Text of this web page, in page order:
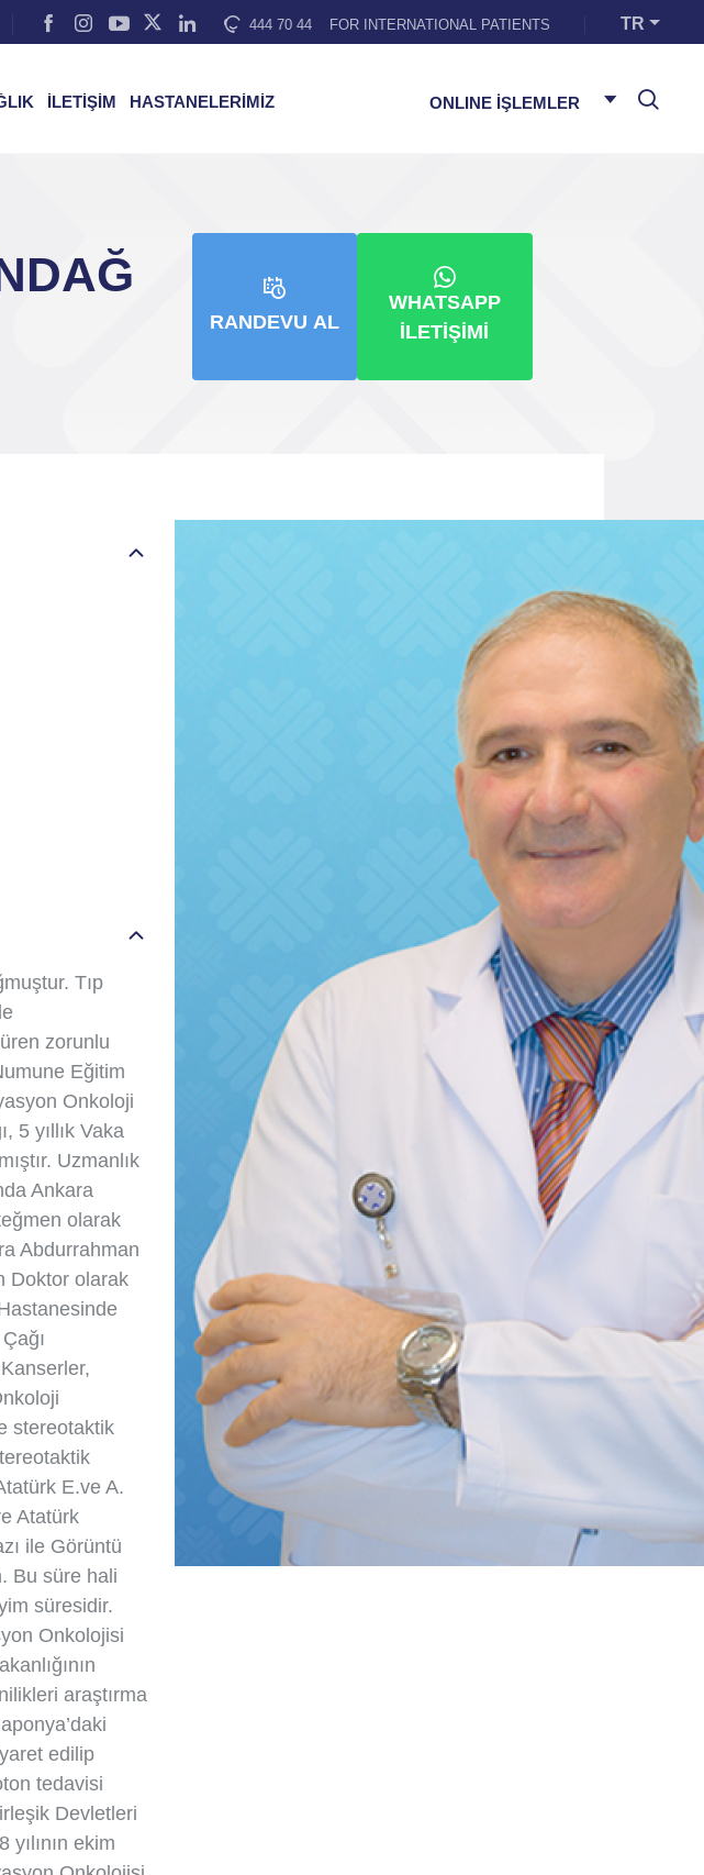
444 70 44 FOR INTERNATIONAL PATIENTS TR
İLETİŞİM HASTANELERİMİZ ONLINE İŞLEMLER
RANDEVU AL
WHATSAPP
İLETIŞIMI
Tıp
zorunlu
Eğitim
Onkoloji
5 yıllık Vaka
Uzmanlık
Ankara
olarak
Abdurrahman
Doktor olarak
stereotaktik
E.ve A.
Atatürk
ile Görüntü
Bu süre hali
süresidir.
Onkolojisi
araştırma
edilip
tedavisi
Devletleri
ekim